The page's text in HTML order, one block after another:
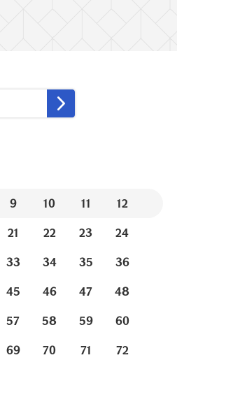
9 10 11
12
21 22 23
24
33 34 35
36
45 46 47
48
57 58 59
60
69 70 71
72